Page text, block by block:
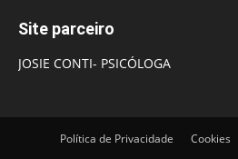
Site parceiro
JOSIE CONTI- PSICÓLOGA
Política de Privacidade Cookies